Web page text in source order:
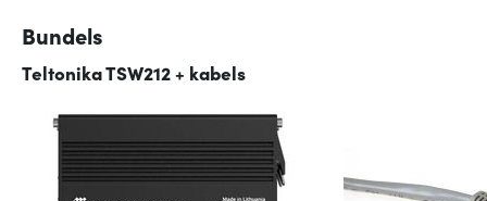
Bundels
Teltonika TSW212 + kabels